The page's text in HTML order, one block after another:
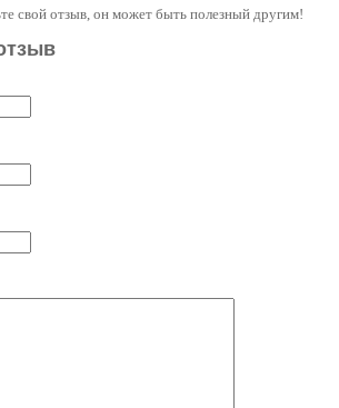
свой отзыв, он может быть полезный другим!